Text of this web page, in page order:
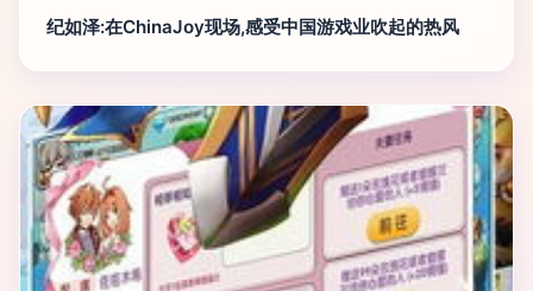
纪如泽:在ChinaJoy现场,感受中国游戏业吹起的热风